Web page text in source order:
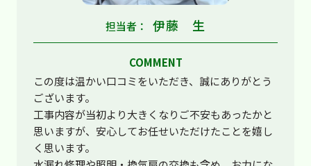
担当者： 伊藤 生
COMMENT
この度は温かい口コミをいただき、誠にありがとう
ございます。
工事内容が当初より大きくなりご不安もあったかと
思いますが、安心してお任せいただけたことを嬉し
く思います。